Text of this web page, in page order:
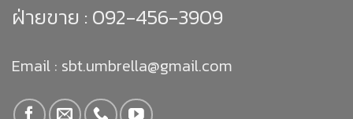
ฝ่ายขาย : 092-456-3909
Email : sbt.umbrella@gmail.com